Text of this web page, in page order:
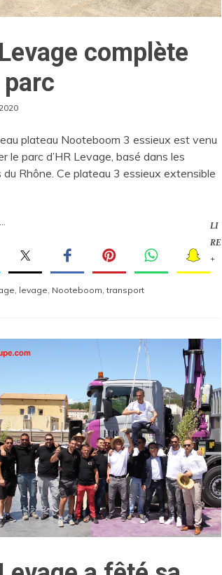
complète
plateau Nooteboom 3 essieux est venu
le parc d’HR Levage, basé dans les
du Rhône. Ce plateau 3 essieux extensible
LI
RE
+
levage Nooteboom ,transport